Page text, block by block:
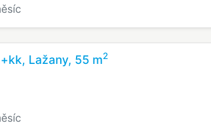
Lažany, 55 m2